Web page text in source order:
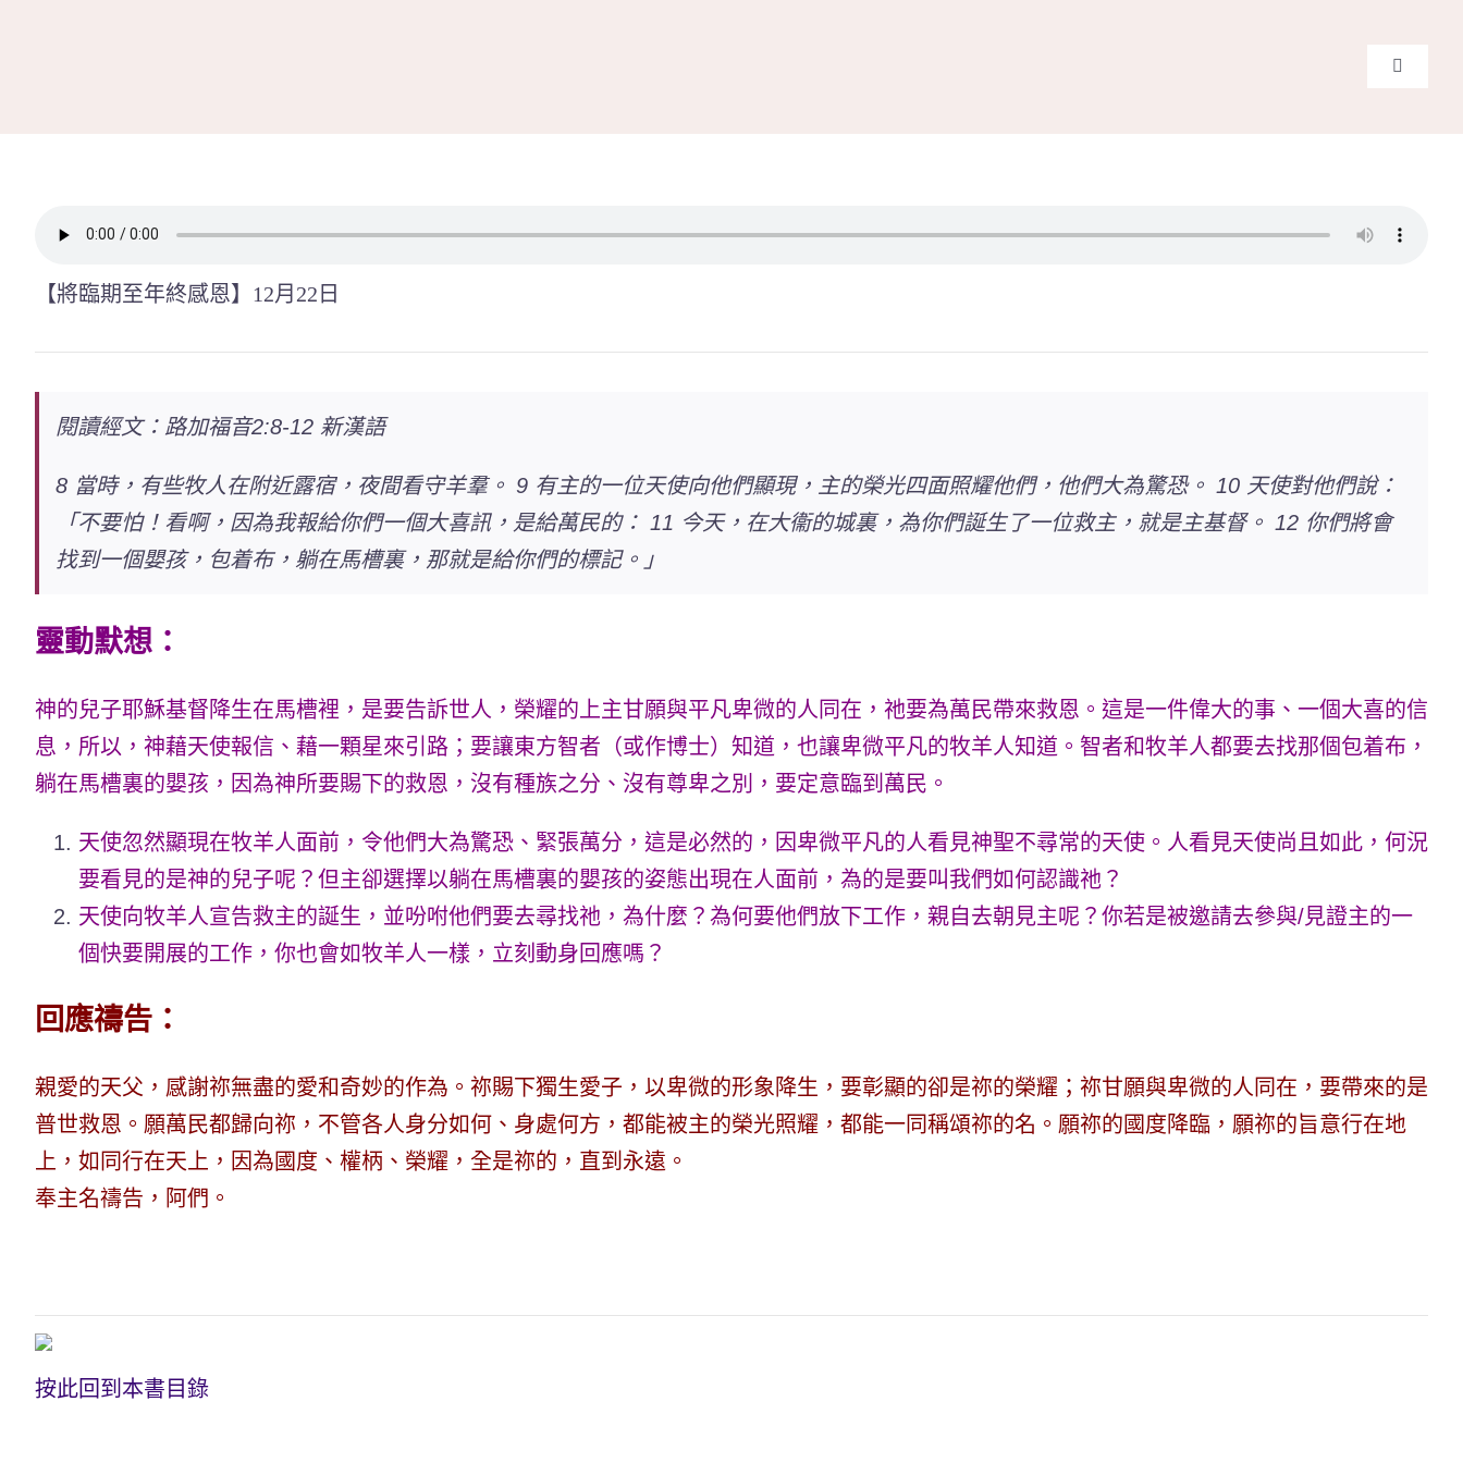
【將臨期至年終感恩】12月22日
閱讀經文：路加福音2:8-12新漢語
8 當時，有些牧人在附近露宿，夜間看守羊羣。 9 有主的一位天使向他們顯現，主的榮光四面照耀他們，他們大為驚恐。 10 天使對他們說：
「不要怕！看啊，因為我報給你們一個大喜訊，是給萬民的： 11 今天，在大衞的城裏，為你們誕生了一位救主，就是主基督。 12 你們將會
找到一個嬰孩，包着布，躺在馬槽裏，那就是給你們的標記。」
靈動默想：
神的兒子耶穌基督降生在馬槽裡，是要告訴世人，榮耀的上主甘願與平凡卑微的人同在，祂要為萬民帶來救恩。這是一件偉大的事、一個大喜的信
息，所以，神藉天使報信、藉一顆星來引路；要讓東方智者（或作博士）知道，也讓卑微平凡的牧羊人知道。智者和牧羊人都要去找那個包着布，
躺在馬槽裏的嬰孩，因為神所要賜下的救恩，沒有種族之分、沒有尊卑之別，要定意臨到萬民。
天使忽然顯現在牧羊人面前，令他們大為驚恐、緊張萬分，這是必然的，因卑微平凡的人看見神聖不尋常的天使。人看見天使尚且如此，何況
要看見的是神的兒子呢？但主卻選擇以躺在馬槽裏的嬰孩的姿態出現在人面前，為的是要叫我們如何認識祂？
天使向牧羊人宣告救主的誕生，並吩咐他們要去尋找祂，為什麼？為何要他們放下工作，親自去朝見主呢？你若是被邀請去參與/見證主的一
個快要開展的工作，你也會如牧羊人一樣，立刻動身回應嗎？
回應禱告：
親愛的天父，感謝祢無盡的愛和奇妙的作為。祢賜下獨生愛子，以卑微的形象降生，要彰顯的卻是祢的榮耀；祢甘願與卑微的人同在，要帶來的是
普世救恩。願萬民都歸向祢，不管各人身分如何、身處何方，都能被主的榮光照耀，都能一同稱頌祢的名。願祢的國度降臨，願祢的旨意行在地
上，如同行在天上，因為國度、權柄、榮耀，全是祢的，直到永遠。
奉主名禱告，阿們。
按此回到本書目錄